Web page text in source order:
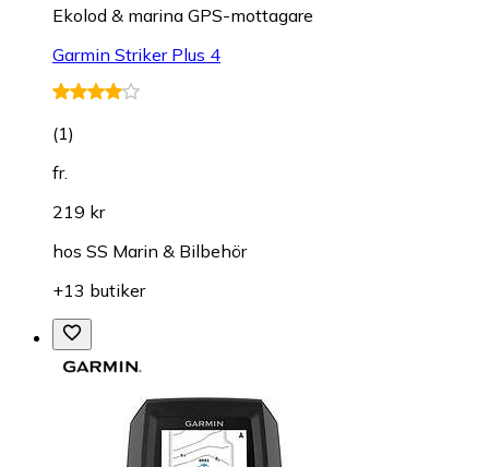
Ekolod & marina GPS-mottagare
Garmin Striker Plus 4
(1)
fr.
219 kr
hos SS Marin & Bilbehör
+13 butiker